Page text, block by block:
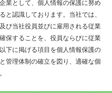
業として、個人情報の保護に努め
と認識しております。当社では、
び当社役員並びに雇用される従業
保することを、役員ならびに従業
下に掲げる項目を個人情報保護の
管理体制の確立を図り、適確な個